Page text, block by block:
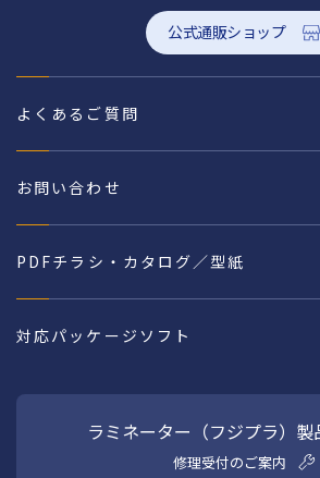
公式通販ショップ
よくあるご質問
お問い合わせ
PDFチラシ・カタログ／型紙
対応パッケージソフト
ラミネーター（フジプラ）製
修理受付のご案内